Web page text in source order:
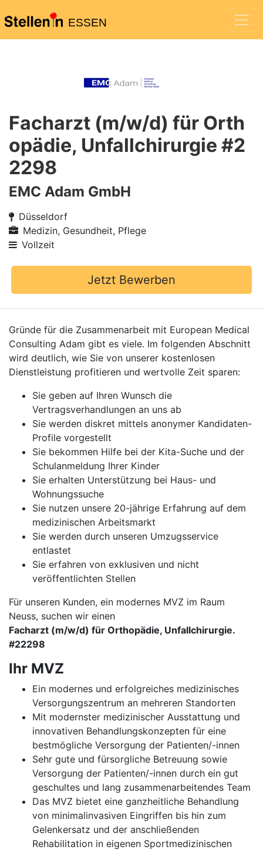
ESSEN
Facharzt (m/w/d) für Orth
opädie, Unfallchirurgie #2
2298
EMC Adam GmbH
Düsseldorf
Medizin, Gesundheit, Pflege
Vollzeit
Jetzt Bewerben
Gründe für die Zusammenarbeit mit European Medical
Consulting Adam gibt es viele. Im folgenden Abschnitt
wird deutlich, wie Sie von unserer kostenlosen
Dienstleistung profitieren und wertvolle Zeit sparen:
Sie geben auf Ihren Wunsch die
Vertragsverhandlungen an uns ab
Sie werden diskret mittels anonymer Kandidaten-
Profile vorgestellt
Sie bekommen Hilfe bei der Kita-Suche und der
Schulanmeldung Ihrer Kinder
Sie erhalten Unterstützung bei Haus- und
Wohnungssuche
Sie nutzen unsere 20-jährige Erfahrung auf dem
medizinischen Arbeitsmarkt
Sie werden durch unseren Umzugsservice
entlastet
Sie erfahren von exklusiven und nicht
veröffentlichten Stellen
Für unseren Kunden, ein modernes MVZ im Raum
Neuss, suchen wir einen
Facharzt (m/w/d) für Orthopädie, Unfallchirurgie.
#22298
Ihr MVZ
Ein modernes und erfolgreiches medizinisches
Versorgungszentrum an mehreren Standorten
Mit modernster medizinischer Ausstattung und
innovativen Behandlungskonzepten für eine
bestmögliche Versorgung der Patienten/-innen
Sehr gute und fürsorgliche Betreuung sowie
Versorgung der Patienten/-innen durch ein gut
geschultes und lang zusammenarbeitendes Team
Das MVZ bietet eine ganzheitliche Behandlung
von minimalinvasiven Eingriffen bis hin zum
Gelenkersatz und der anschließenden
Rehabilitation in eigenen Sportmedizinischen